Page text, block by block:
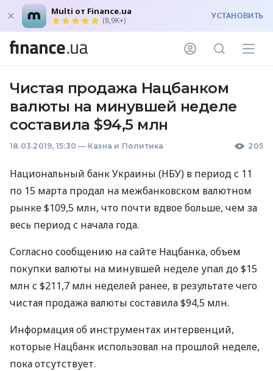
Multi от Finance.ua
(8,9K+) УСТАНОВИТЬ
Чистая продажа Нацбанком
валюты на минувшей неделе
составила $94,5 млн
18.03.2019, 15:30 — Казна и Политика 205
Национальный банк Украины (НБУ) в период с 11
по 15 марта продал на межбанковском валютном
рынке $109,5 млн, что почти вдвое больше, чем за
весь период с начала года.
Согласно сообщению на сайте Нацбанка, объем
покупки валюты на минувшей неделе упал до $15
млн с $211,7 млн неделей ранее, в результате чего
чистая продажа валюты составила $94,5 млн.
Информация об инструментах интервенций,
которые Нацбанк использовал на прошлой неделе,
пока отсутствует.